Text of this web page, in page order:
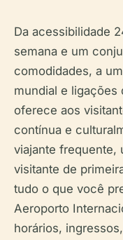
Da acessibilidade
semana e um
comodidades, a
mundial e ligações
oferece aos
contínua e
viajante frequente,
visitante de
tudo o que você
Aeroporto
horários,